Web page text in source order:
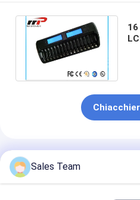
Notizie
Chatta adesso
batteria del litio lifepo4
Prodotti Raccomandati
Sales Team